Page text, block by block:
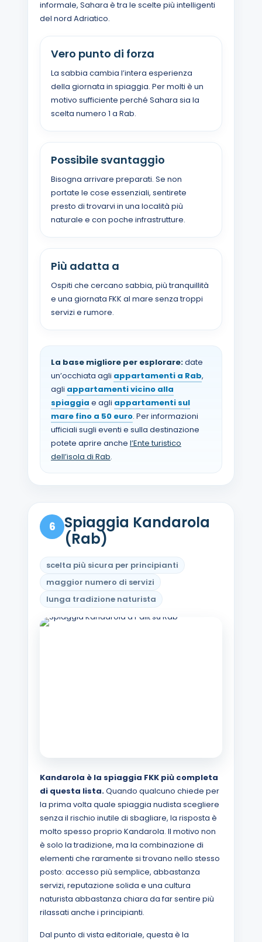
informale, Sahara è tra le scelte più intelligenti
del nord Adriatico.
Vero punto di forza
La sabbia cambia l’intera esperienza
della giornata in spiaggia. Per molti è un
motivo sufficiente perché Sahara sia la
scelta numero 1 a Rab.
Possibile svantaggio
Bisogna arrivare preparati. Se non
portate le cose essenziali, sentirete
presto di trovarvi in una località più
naturale e con poche infrastrutture.
Più adatta a
Ospiti che cercano sabbia, più tranquillità
e una giornata FKK al mare senza troppi
servizi e rumore.
La base migliore per esplorare:date
un’occhiata agli appartamenti a Rab,
agli appartamenti vicino alla
spiaggia e agli appartamenti sul
mare fino a 50 euro. Per informazioni
ufficiali sugli eventi e sulla destinazione
potete aprire anche l’Ente turistico
dell’isola di Rab.
6
Spiaggia Kandarola
(Rab)
scelta più sicura per principianti
maggior numero di servizi
lunga tradizione naturista
Kandarola è la spiaggia FKK più completa
di questa lista.Quando qualcuno chiede per
la prima volta quale spiaggia nudista scegliere
senza il rischio inutile di sbagliare, la risposta è
molto spesso proprio Kandarola. Il motivo non
è solo la tradizione, ma la combinazione di
elementi che raramente si trovano nello stesso
posto: accesso più semplice, abbastanza
servizi, reputazione solida e una cultura
naturista abbastanza chiara da far sentire più
rilassati anche i principianti.
Dal punto di vista editoriale, questa è la